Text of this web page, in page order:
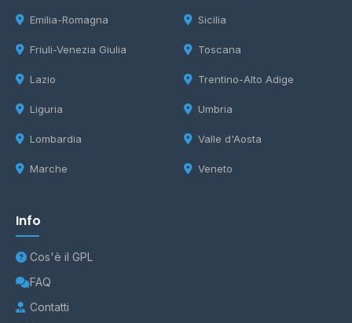
Emilia-Romagna
Friuli-Venezia Giulia
Lazio
Liguria
Lombardia
Marche
Sicilia
Toscana
Trentino-Alto Adige
Umbria
Valle d'Aosta
Veneto
Info
Cos'è il GPL
FAQ
Contatti